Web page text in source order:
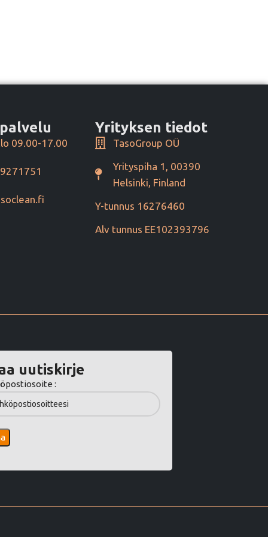
09.00-17.00
Yrityksen tiedot
TasoGroup OÜ
Yrityspiha 1, 00390
Helsinki, Finland
Y-tunnus 16276460
Alv tunnus EE102393796
uutiskirje
: